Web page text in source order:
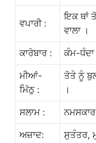
ਵਪਾਰੀ :
ਇਕ ਥਾਂ
ਵਾਲਾ ।
ਕਾਰੋਬਾਰ : ਕੰਮ-ਧੰਦਾ
ਮੀਆਂ-
ਮਿੱਠੁ :
ਤੋਤੇ ਨੂੰ
।
ਸਲਾਮ : ਨਮਸਕਾਰ |
ਅਜ਼ਾਦ: ਸੁਤੰਤਰ,